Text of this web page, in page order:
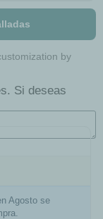
by
Si deseas
Agosto se